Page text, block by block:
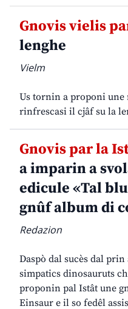
Gnovis vielis
lenghe
Vielm
Us tornin a proponi
rinfrescasi il cjâf su la
Gnovis par la
a imparin a
edicule «Tal
gnûf album di
Redazion
Daspò dal sucès dal
simpatics dinosauruts
proponin pal Istât une
Einsaur e il so fedêl